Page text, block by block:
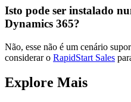
Isto pode ser instalado
Dynamics 365?
Não, esse não é um cenário
considerar o RapidStart Sales
Explore Mais